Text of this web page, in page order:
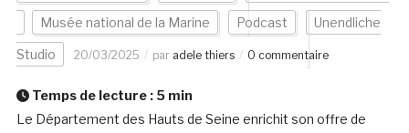
Musée national de la Marine Podcast Unendliche
Studio 20/03/2025 par adele thiers 0 commentaire
Temps de lecture : 5 min
Le Département des Hauts de Seine enrichit son offre de